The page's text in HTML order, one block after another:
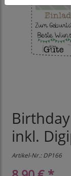
inkl.
Artikel-Nr.:DP166